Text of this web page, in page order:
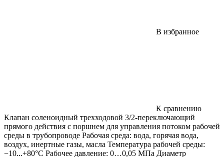
В избранное
К сравнению
Клапан соленоидный трехходовой 3/2-переключающий
прямого действия с поршнем для управления потоком рабочей
среды в трубопроводе Рабочая среда: вода, горячая вода,
воздух, инертные газы, масла Температура рабочей среды:
−10...+80°С Рабочее давление: 0…0,05 MПa Диаметр